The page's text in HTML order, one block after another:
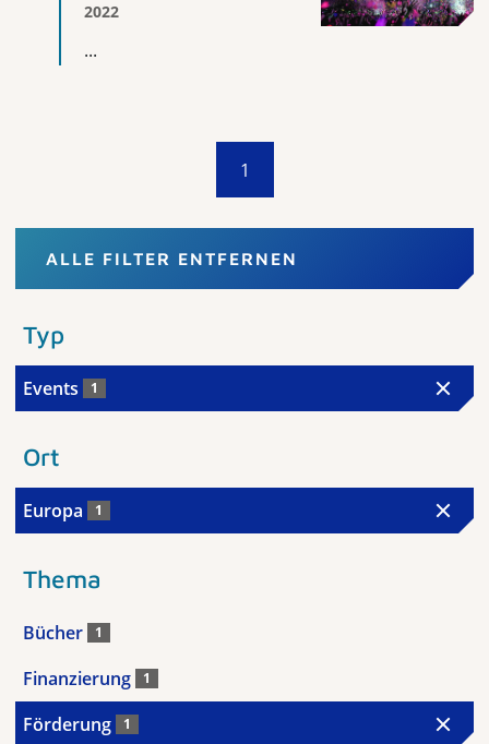
2022
...
1
ALLE FILTER ENTFERNEN
Typ
Events 1
Ort
Europa 1
Thema
Bücher 1
Finanzierung 1
Förderung 1